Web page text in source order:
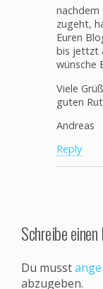
nachdem
zugeht,
Euren
bis jettzt
wünsche
Viele
guten
Andreas
Reply
Schreibe
Du musst
abzugeben.